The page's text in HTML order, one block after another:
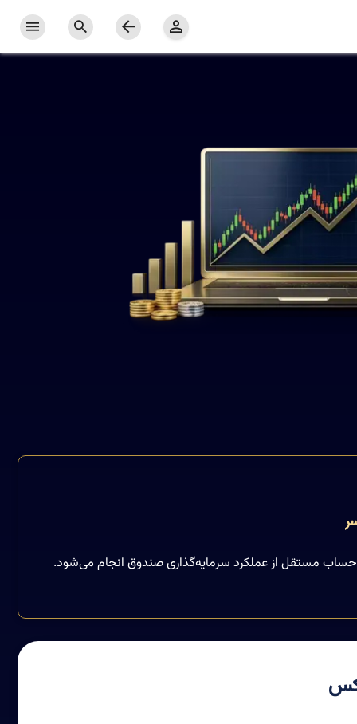
مستقل از عملکرد سرمایه‌گذاری صندوق انجام می‌شود.